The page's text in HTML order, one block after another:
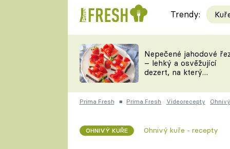
TEĎ VAŘÍ ŠÉF!
ČESKO NA TALÍŘI
KUCHAŘKA
Trendy:
Nepečené jahodové
– lehký a osvěžující
dezert, na který
Prima Fresh ■ Prima Fresh Videorecepty
OHNIVÝ KUŘE Ohnivý kuře - recepty